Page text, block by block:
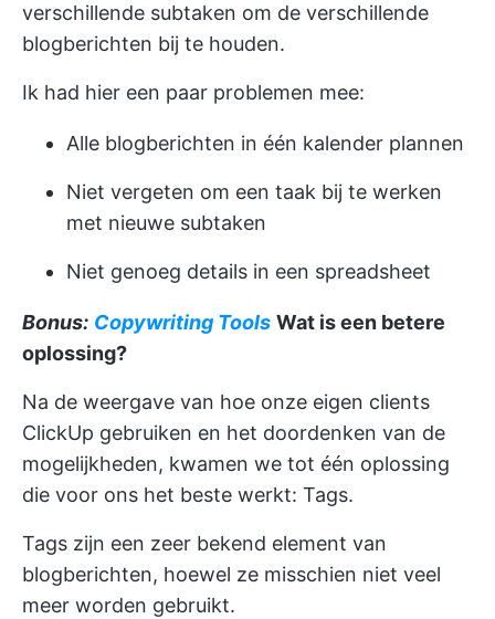
verschillende subtaken om de verschillende
blogberichten bij te houden.
Ik had hier een paar problemen mee:
Alle blogberichten in één kalender plannen
Niet vergeten om een taak bij te werken
met nieuwe subtaken
Niet genoeg details in een spreadsheet
Bonus: Copywriting Tools Wat is een betere
oplossing?
Na de weergave van hoe onze eigen clients
ClickUp gebruiken en het doordenken van de
mogelijkheden, kwamen we tot één oplossing
die voor ons het beste werkt: Tags.
Tags zijn een zeer bekend element van
blogberichten, hoewel ze misschien niet veel
meer worden gebruikt.